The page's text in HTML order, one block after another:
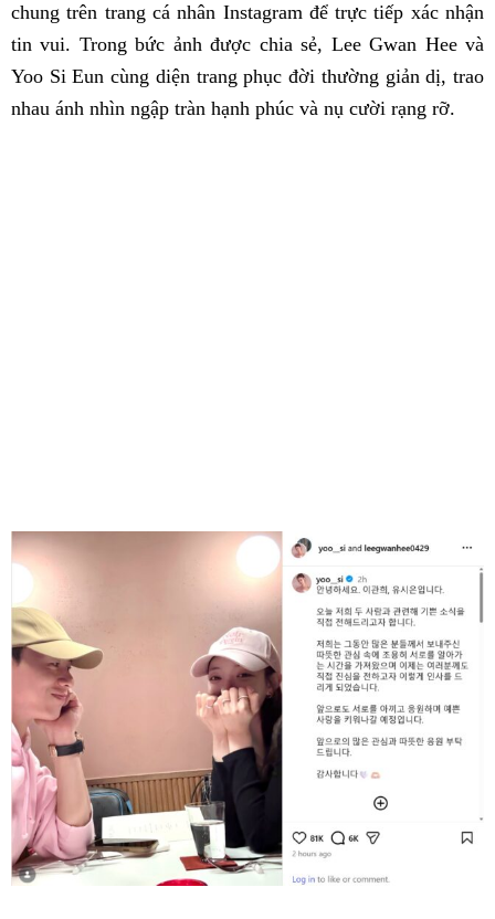
chung trên trang cá nhân Instagram để trực tiếp xác nhận
tin vui. Trong bức ảnh được chia sẻ, Lee Gwan Hee và
Yoo Si Eun cùng diện trang phục đời thường giản dị, trao
nhau ánh nhìn ngập tràn hạnh phúc và nụ cười rạng rỡ.